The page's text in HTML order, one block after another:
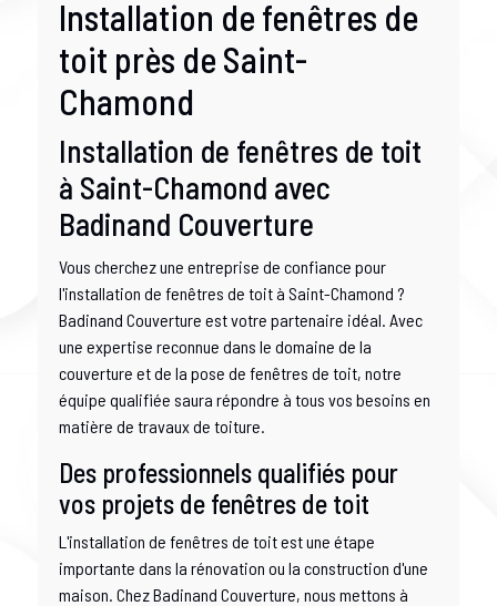
Installation de fenêtres de
toit près de Saint-
Chamond
Installation de fenêtres de toit
à Saint-Chamond avec
Badinand Couverture
Vous cherchez une entreprise de confiance pour
l'installation de fenêtres de toit à Saint-Chamond ?
Badinand Couverture est votre partenaire idéal. Avec
une expertise reconnue dans le domaine de la
couverture et de la pose de fenêtres de toit, notre
équipe qualifiée saura répondre à tous vos besoins en
matière de travaux de toiture.
Des professionnels qualifiés pour
vos projets de fenêtres de toit
L'installation de fenêtres de toit est une étape
importante dans la rénovation ou la construction d'une
maison. Chez Badinand Couverture, nous mettons à